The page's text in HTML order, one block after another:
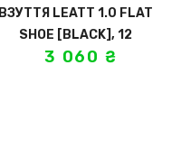
ВЗУТТЯ LEATT 1.0 FLAT
SHOE [BLACK], 12
3 060 ₴